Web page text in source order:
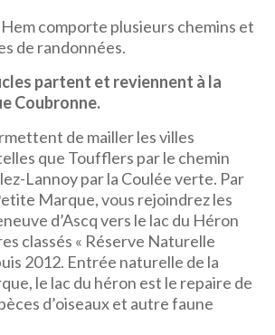
comporte plusieurs chemins et
de randonnées.
partent et reviennent à la
Coubronne.
de mailler les villes
que Toufflers par le chemin
Lannoy par la Coulée verte. Par
Marque, vous rejoindrez les
d’Ascq vers le lac du Héron
classés « Réserve Naturelle
2012. Entrée naturelle de la
le lac du héron est le repaire de
d’oiseaux et autre faune